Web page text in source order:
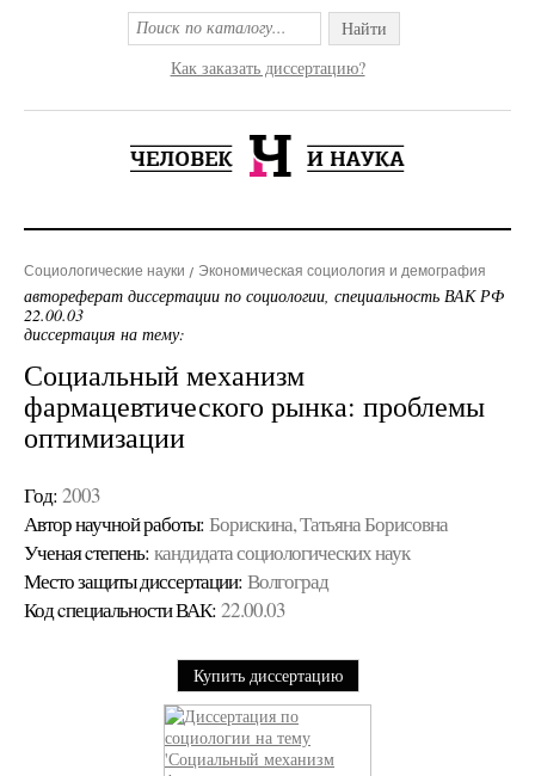
Найти
Как заказать диссертацию?
Социологические науки Экономическая социология и демография
автореферат диссертации по социологии, специальность ВАК РФ
22.00.03
диссертация на тему:
Социальный механизм
фармацевтического рынка: проблемы
оптимизации
Год: 2003
Автор научной работы: Борискина, Татьяна Борисовна
Ученая cтепень: кандидата социологических наук
Место защиты диссертации: Волгоград
Код cпециальности ВАК: 22.00.03
Купить диссертацию